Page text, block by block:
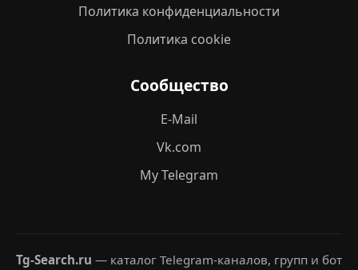
Политика конфиденциальности
Политика cookie
Сообщество
E-Mail
Vk.com
My Telegram
Tg-Search.ru — каталог Telegram-каналов, групп и бот